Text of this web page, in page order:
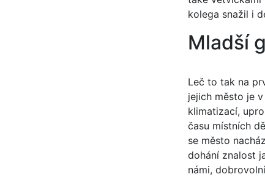
kolega snažil i
Mladší
Leč to tak na
jejich město je
klimatizací,
času místních
se město
dohání znalost
námi,